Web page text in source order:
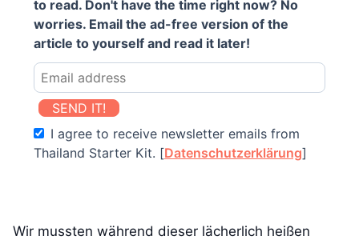
to read. Don't have the time right now? No
worries. Email the ad-free version of the
article to yourself and read it later!
SEND IT!
I agree to receive newsletter emails from
Thailand Starter Kit. [Datenschutzerklärung]
Wir mussten während dieser lächerlich heißen